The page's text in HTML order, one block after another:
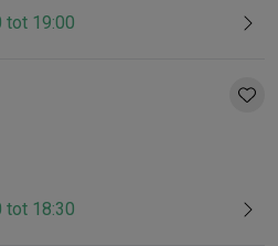
tot 19:00
tot 18:30